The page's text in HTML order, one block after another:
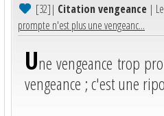
[32]| Citation vengeance |
prompte n'est plus une vengeanc...
Une vengeance trop
vengeance ; c'est une